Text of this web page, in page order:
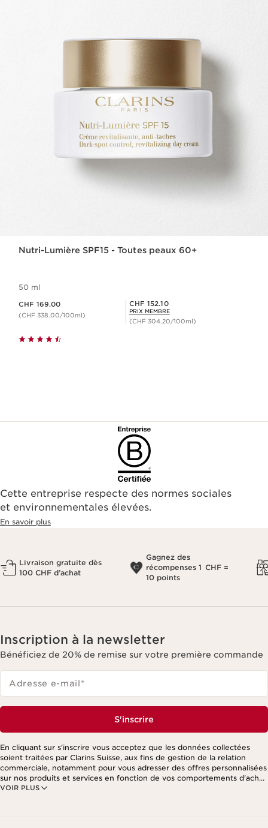
Nutri-Lumière SPF15 - Toutes peaux 60+
50 ml
CHF 169.00
(CHF 338.00/100ml)
Prix Sérénité CHF 152.10
CHF 152.10
PRIX MEMBRE
(CHF 304.20/100ml)
Cette entreprise respecte des normes sociales
et environnementales élevées.
En savoir plus
Livraison gratuite dès
100 CHF d’achat
Gagnez des
récompenses 1 CHF =
10 points
Inscription à la newsletter
Bénéficiez de 20% de remise sur votre première commande
Adresse e-mail*
S'inscrire
VOIR PLUS
En cliquant sur s'inscrire vous acceptez que les données collectées
soient traitées par Clarins Suisse, aux fins de gestion de la relation
commerciale, notamment pour vous adresser des offres personnalisées
sur nos produits et services en fonction de vos comportements d'achat,
de vos habitudes et/ou de vos centres d'intérêts, y compris par